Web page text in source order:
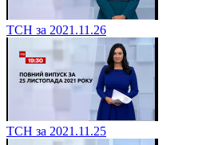
ТСН за 2021.11.26
ТСН за 2021.11.25